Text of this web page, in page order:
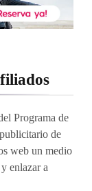
Programa de
de
web un medio
enlazar a